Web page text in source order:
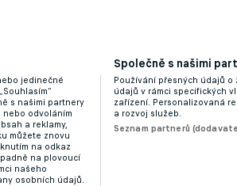
jedinečné
s našimi partnery
nebo odvoláním
a reklamy,
můžete znovu
na odkaz
na plovoucí
našeho
osobních údajů.
Společně s našimi
Používání přesných údajů
údajů v rámci specifických
zařízení. Personalizovaná
a rozvoj služeb.
Seznam partnerů